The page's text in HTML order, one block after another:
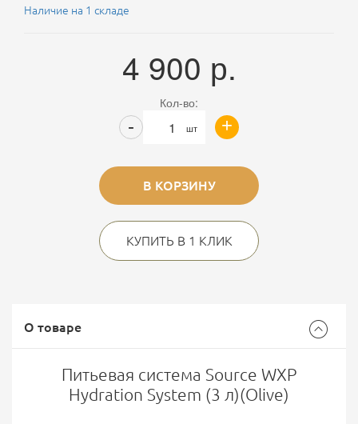
Наличие на 1 складе
4 900 р.
Кол-во:
шт +
-
В КОРЗИНУ
КУПИТЬ В 1 КЛИК
О товаре
Питьевая система Source WXP
Hydration System (3 л)(Olive)